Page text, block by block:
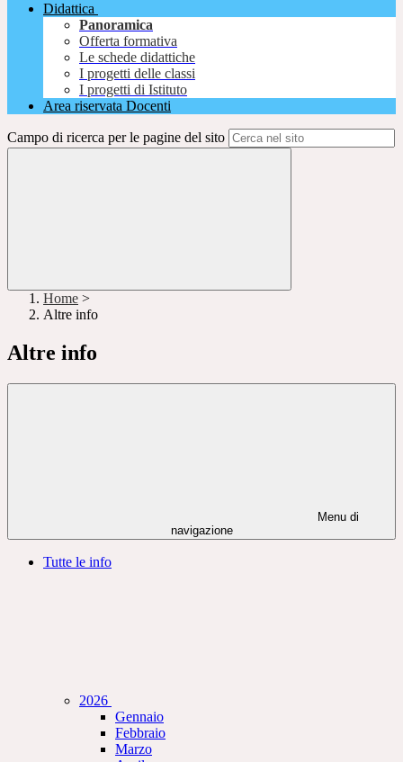
Didattica
Panoramica
Offerta formativa
Le schede didattiche
I progetti delle classi
I progetti di Istituto
Area riservata Docenti
Campo di ricerca per le pagine del sito
Home >
Altre info
Altre info
Menu di
navigazione
Tutte le info
2026
Gennaio
Febbraio
Marzo